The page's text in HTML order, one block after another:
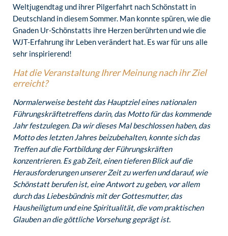
Weltjugendtag und ihrer Pilgerfahrt nach Schönstatt in
Deutschland in diesem Sommer. Man konnte spüren, wie die
Gnaden Ur-Schönstatts ihre Herzen berührten und wie die
WJT-Erfahrung ihr Leben verändert hat. Es war für uns alle
sehr inspirierend!
Hat die Veranstaltung Ihrer Meinung nach ihr Ziel
erreicht?
Normalerweise besteht das Hauptziel eines nationalen
Führungskräftetreffens darin, das Motto für das kommende
Jahr festzulegen. Da wir dieses Mal beschlossen haben, das
Motto des letzten Jahres beizubehalten, konnte sich das
Treffen auf die Fortbildung der Führungskräften
konzentrieren. Es gab Zeit, einen tieferen Blick auf die
Herausforderungen unserer Zeit zu werfen und darauf, wie
Schönstatt berufen ist, eine Antwort zu geben, vor allem
durch das Liebesbündnis mit der Gottesmutter, das
Hausheiligtum und eine Spiritualität, die vom praktischen
Glauben an die göttliche Vorsehung geprägt ist.